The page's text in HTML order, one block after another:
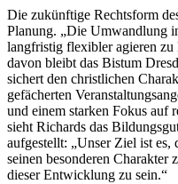
Die zukünftige Rechtsform
Planung. „Die Umwandlung
langfristig flexibler agieren zu
davon bleibt das Bistum
sichert den christlichen
gefächerten
und einem starken Fokus auf
sieht Richards das
aufgestellt: „Unser Ziel ist
seinen besonderen Charakter
dieser Entwicklung zu sein.“